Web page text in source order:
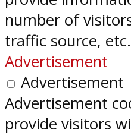
number of
traffic source, etc.
Advertisement
Advertisement
Advertisement
provide visitors